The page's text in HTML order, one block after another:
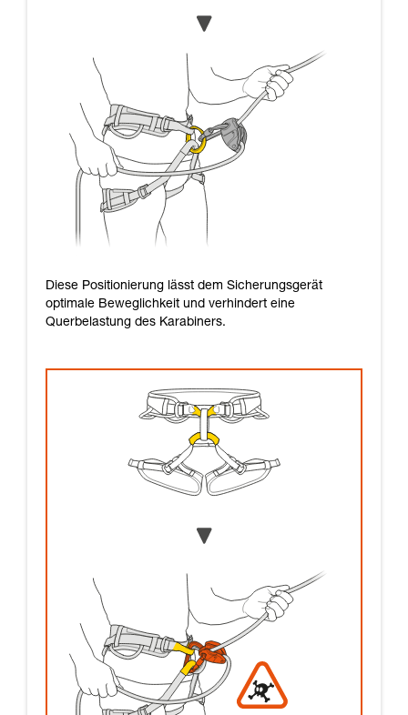
Diese Positionierung lässt dem Sicherungsgerät
optimale Beweglichkeit und verhindert eine
Querbelastung des Karabiners.